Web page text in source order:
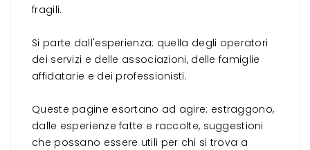
fragili.
Si parte dall'esperienza: quella degli operatori
dei servizi e delle associazioni, delle famiglie
affidatarie e dei professionisti.
Queste pagine esortano ad agire: estraggono,
dalle esperienze fatte e raccolte, suggestioni
che possano essere utili per chi si trova a